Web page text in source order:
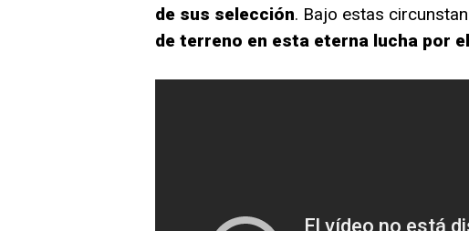
de sus selección. Bajo estas
de terreno en esta eterna lucha por